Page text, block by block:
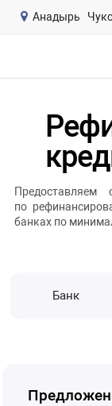
Анадырь
по
банках по
Банк